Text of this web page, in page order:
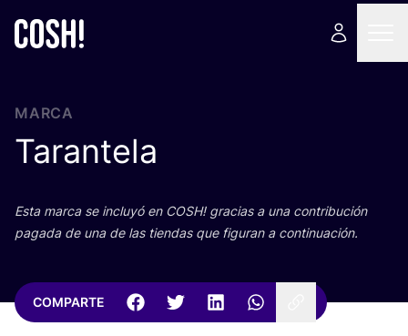
MARCA
Tarantela
Esta mar­ca se inclu­yó en COSH! gra­cias a una con­tri­bu­ción
paga­da de una de las tien­das que figu­ran a continuación.
COMPARTE